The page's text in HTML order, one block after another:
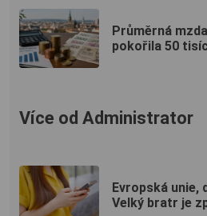
Průměrná
pokořila 50
Více od Administrator
Evropská unie,
Velký bratr je